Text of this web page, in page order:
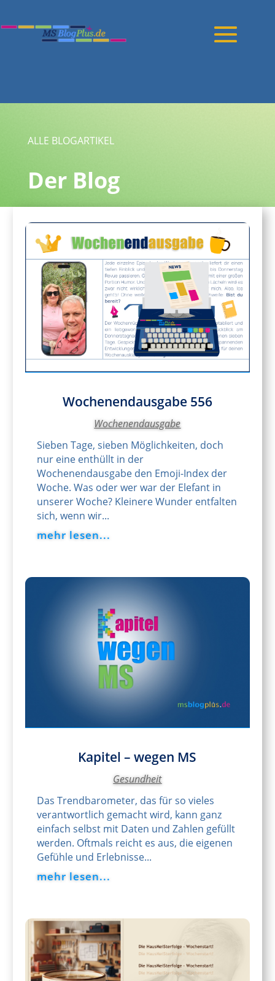
ALLE BLOGARTIKEL
Der Blog
Wochenendausgabe 556
Wochenendausgabe
Sieben Tage, sieben Möglichkeiten, doch
nur eine enthüllt in der
Wochenendausgabe den Emoji-Index der
Woche. Was oder wer war der Elefant in
unserer Woche? Kleinere Wunder entfalten
sich, wenn wir...
mehr lesen...
Kapitel – wegen MS
Gesundheit
Das Trendbarometer, das für so vieles
verantwortlich gemacht wird, kann ganz
einfach selbst mit Daten und Zahlen gefüllt
werden. Oftmals reicht es aus, die eigenen
Gefühle und Erlebnisse...
mehr lesen...